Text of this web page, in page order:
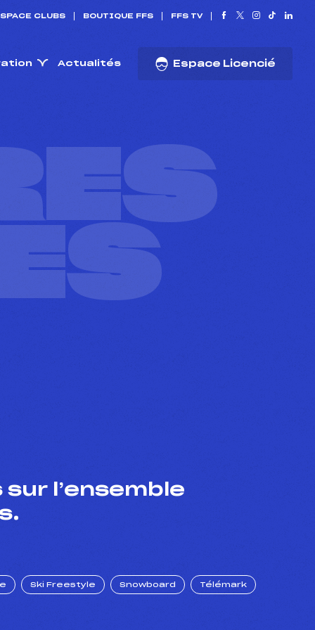
CLUBS BOUTIQUE FFS FFS TV
Actualités Espace Licencié
l’ensemble
Ski Freestyle Snowboard Télémark